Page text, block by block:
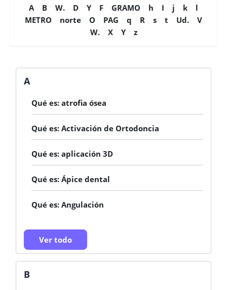
A B W. D Y F GRAMO h I j k
l
METRO
norte O PAG q R s t Ud.
V
W.
X Y z
A
Qué es: atrofia ósea
Qué es: Activación de Ortodoncia
Qué es: aplicación 3D
Qué es: Ápice dental
Qué es: Angulación
Ver todo
B